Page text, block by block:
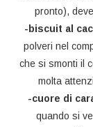
pronto),
-biscuit al
polveri nel
che si smonti il
molta
-cuore di
quando si